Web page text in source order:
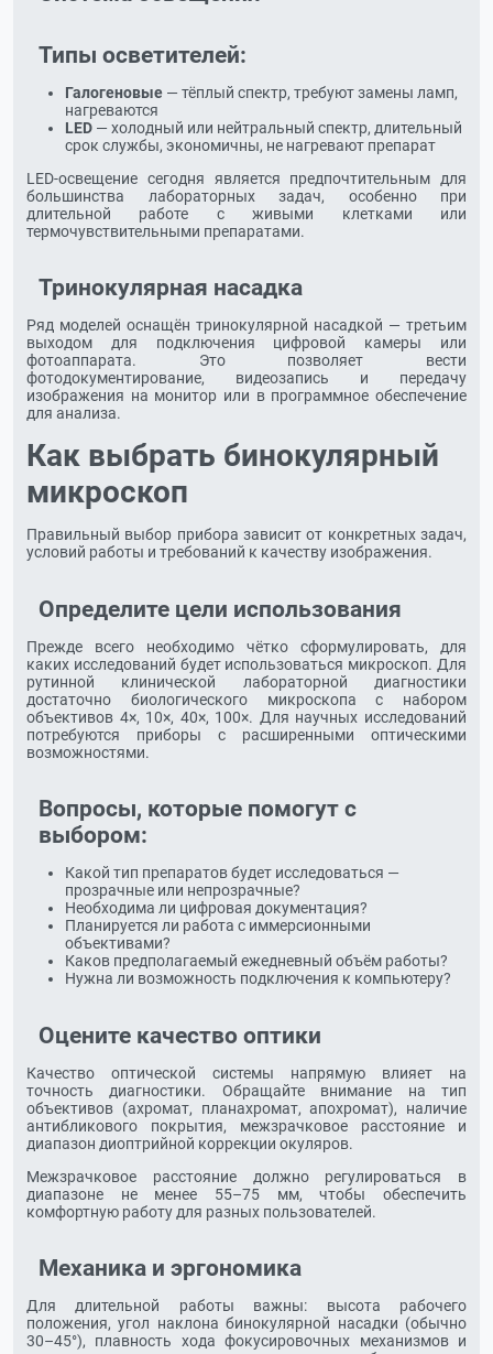
Типы осветителей:
Галогеновые — тёплый спектр, требуют замены ламп,
нагреваются
LED — холодный или нейтральный спектр, длительный
срок службы, экономичны, не нагревают препарат
LED-освещение сегодня является предпочтительным для
большинства лабораторных задач, особенно при
длительной работе с живыми клетками или
термочувствительными препаратами.
Тринокулярная насадка
Ряд моделей оснащён тринокулярной насадкой — третьим
выходом для подключения цифровой камеры или
фотоаппарата. Это позволяет вести
фотодокументирование, видеозапись и передачу
изображения на монитор или в программное обеспечение
для анализа.
Как выбрать бинокулярный
микроскоп
Правильный выбор прибора зависит от конкретных задач,
условий работы и требований к качеству изображения.
Определите цели использования
Прежде всего необходимо чётко сформулировать, для
каких исследований будет использоваться микроскоп. Для
рутинной клинической лабораторной диагностики
достаточно биологического микроскопа с набором
объективов 4×, 10×, 40×, 100×. Для научных исследований
потребуются приборы с расширенными оптическими
возможностями.
Вопросы, которые помогут с
выбором:
Какой тип препаратов будет исследоваться —
прозрачные или непрозрачные?
Необходима ли цифровая документация?
Планируется ли работа с иммерсионными
объективами?
Каков предполагаемый ежедневный объём работы?
Нужна ли возможность подключения к компьютеру?
Оцените качество оптики
Качество оптической системы напрямую влияет на
точность диагностики. Обращайте внимание на тип
объективов (ахромат, планахромат, апохромат), наличие
антибликового покрытия, межзрачковое расстояние и
диапазон диоптрийной коррекции окуляров.
Межзрачковое расстояние должно регулироваться в
диапазоне не менее 55–75 мм, чтобы обеспечить
комфортную работу для разных пользователей.
Механика и эргономика
Для длительной работы важны: высота рабочего
положения, угол наклона бинокулярной насадки (обычно
30–45°), плавность хода фокусировочных механизмов и